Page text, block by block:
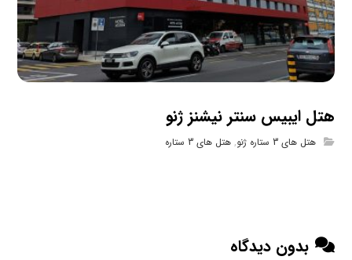
هتل ایبیس سنتر نیشنز ژنو
هتل های 3 ستاره ژنو ,هتل های 3 ستاره
بدون دیدگاه